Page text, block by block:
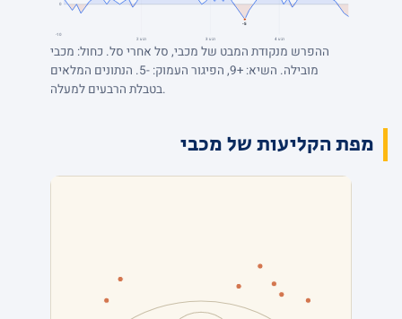
0
-10
-5
רבע 2 רבע 3 רבע 4
ההפרש מנקודת המבט של מכבי, סל אחרי סל. כחול: מכבי
מובילה. השיא: +9, הפיגור העמוק: -5. הנתונים המלאים
בטבלת הרבעים למעלה.
מפת הקליעות של מכבי